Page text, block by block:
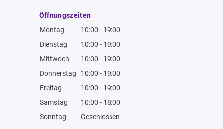
Öffnungszeiten
Montag
10:00 - 19:00
Dienstag
10:00 - 19:00
Mittwoch
10:00 - 19:00
Donnerstag
10:00 - 19:00
Freitag
10:00 - 19:00
Samstag
10:00 - 18:00
Sonntag
Geschlossen